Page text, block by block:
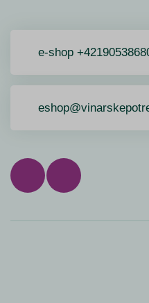
e-shop